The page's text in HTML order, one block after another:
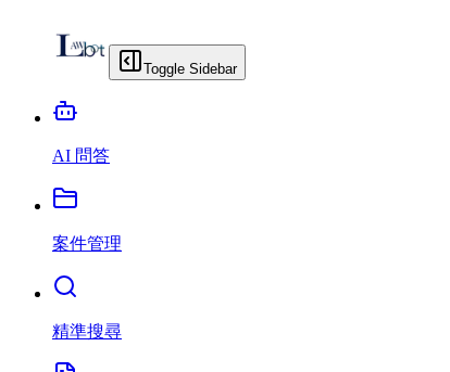
Toggle Sidebar
AI 問答
案件管理
精準搜尋